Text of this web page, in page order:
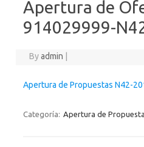
Apertura de
914029999-
Byadmin
Apertura de Propuestas N42-
Categoría: Apertura de